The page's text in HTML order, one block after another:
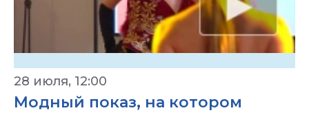
28 июля, 12:00
Модный показ, на котором